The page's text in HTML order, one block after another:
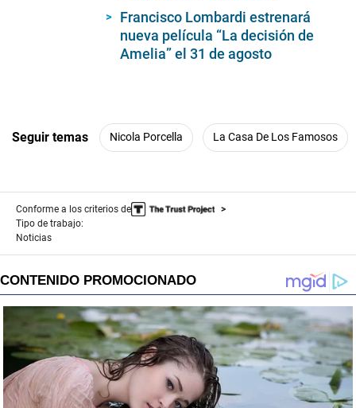
Francisco Lombardi estrenará
nueva película “La decisión de
Amelia” el 31 de agosto
Seguir temas Nicola Porcella La Casa De Los Famosos
Conforme a los criterios de
Tipo de trabajo:
Noticias